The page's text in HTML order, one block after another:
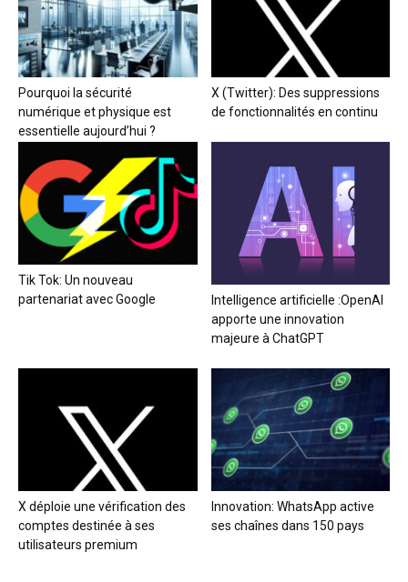
Pourquoi la sécurité
numérique et physique est
essentielle aujourd’hui ?
X (Twitter): Des suppressions
de fonctionnalités en continu
Tik Tok: Un nouveau
partenariat avec Google
Intelligence artificielle :OpenAI
apporte une innovation
majeure à ChatGPT
X déploie une vérification des
comptes destinée à ses
utilisateurs premium
Innovation: WhatsApp active
ses chaînes dans 150 pays